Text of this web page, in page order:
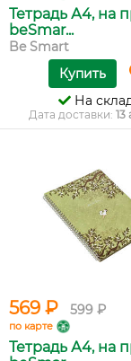
Тетрадь А4, на
beSmar...
Be Smart
Купить
На
Дата доставки: 13
569 ₽ 599 ₽
по карте
Тетрадь А4, на